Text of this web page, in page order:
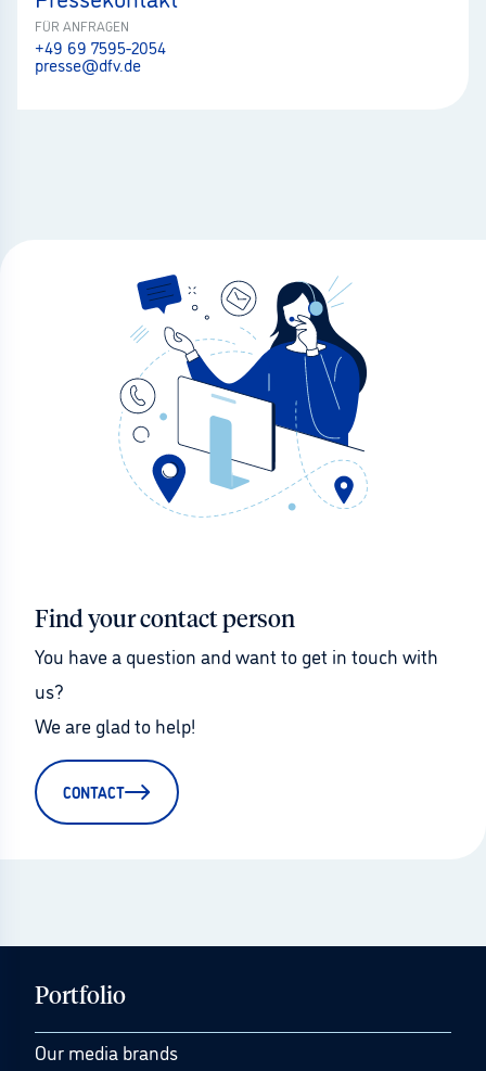
FÜR ANFRAGEN
+49 69 7595-2054
presse@dfv.de
Find your contact person
You have a question and want to get in touch with
us?
We are glad to help!
CONTACT
Portfolio
Our media brands